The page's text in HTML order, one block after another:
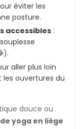
éviter les
posture.
accessibles :
aller plus loin
les ouvertures du
douce ou
yoga en liège